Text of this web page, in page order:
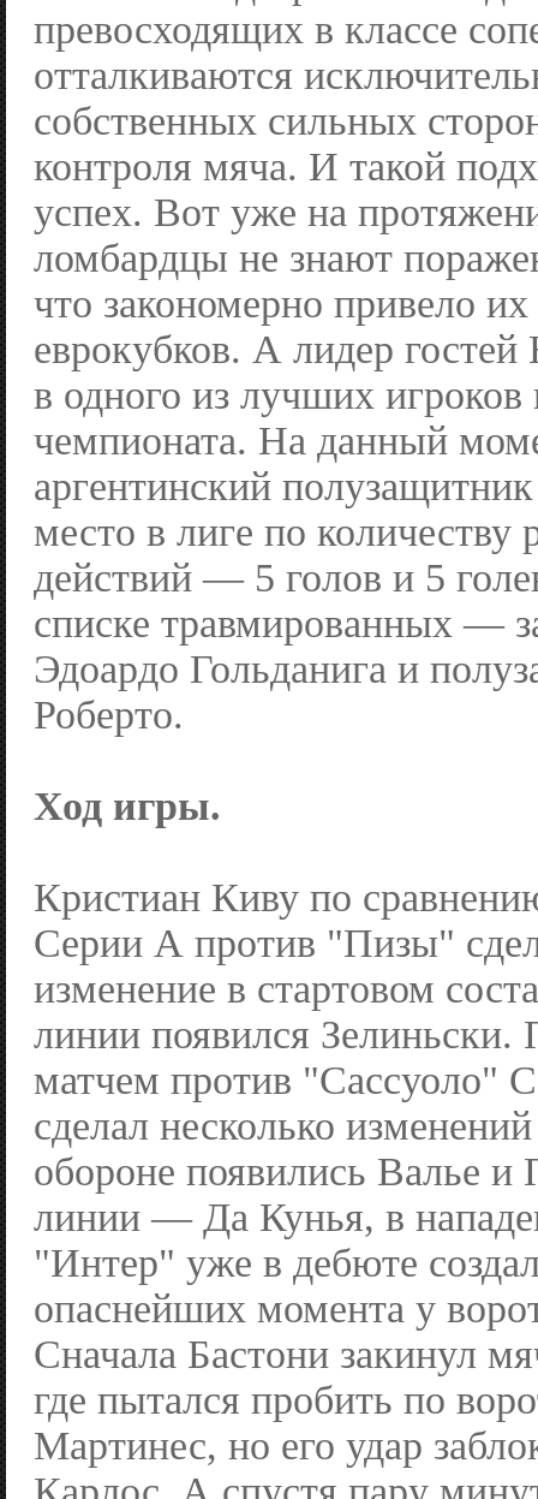
превосходящих в классе
отталкиваются
собственных сильных
контроля мяча. И такой
успех. Вот уже на
ломбардцы не знают
что закономерно привело их
еврокубков. А лидер
в одного из лучших игроков
чемпионата. На данный
аргентинский
место в лиге по количеству
действий — 5 голов и 5
списке травмированных —
Эдоардо Гольданига и
Роберто.
Ход игры.
Кристиан Киву по
Серии А против "Пизы"
изменение в стартовом
линии появился Зелиньски.
матчем против "Сассуоло"
сделал несколько
обороне появились Валье
линии — Да Кунья, в
"Интер" уже в дебюте
опаснейших момента у
Сначала Бастони закинул
где пытался пробить по
Мартинес, но его удар